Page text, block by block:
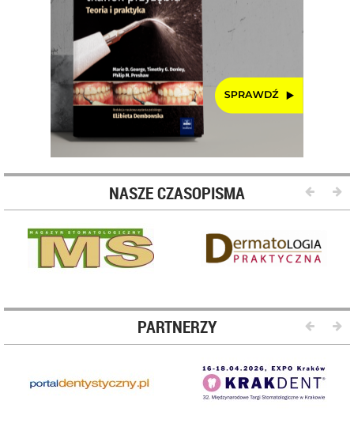
NASZE CZASOPISMA
PARTNERZY